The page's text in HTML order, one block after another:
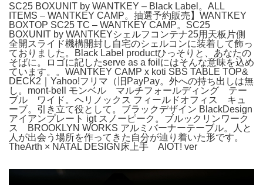
SC25 BOXUNIT by WANTKEY – Black Label。ALL
ITEMS – WANTKEY CAMP。抽選予約販売】WANTKEY
BOXTOP SC25 TC – WANTKEY CAMP。SC25
BOXUNIT by WANTKEYシェルフコンテナ25用天板片側
全開スライド機構開封し自宅のシェルコンに装着して飾っ
ておりました。Black Label productひっそりと、あなたの
そばに。ロゴに記したserve as a foilにはそんな意味を込め
ています。。WANTKEY CAMP x koti SBS TABLE TOP&
DECK2｜Yahoo!フリマ（旧PayPay。外への持ち出しは無
し。mont-bell モンベル マルチフォールディング テー
ブル ワイド。ヘリノックス フィールドオフィス キュ
ーブ。引き立て役として。ブラックデザイン BlackDesign
アイアンプレート igt スノーピーク。ブルックリンワーク
ス BROOKLYN WORKS アルミバーナーテーブル。人と
人が出会う場所を作ってきた自分が辿り着いた形です。
TheArth × NATAL DESIGN床上手 AIOT! ver